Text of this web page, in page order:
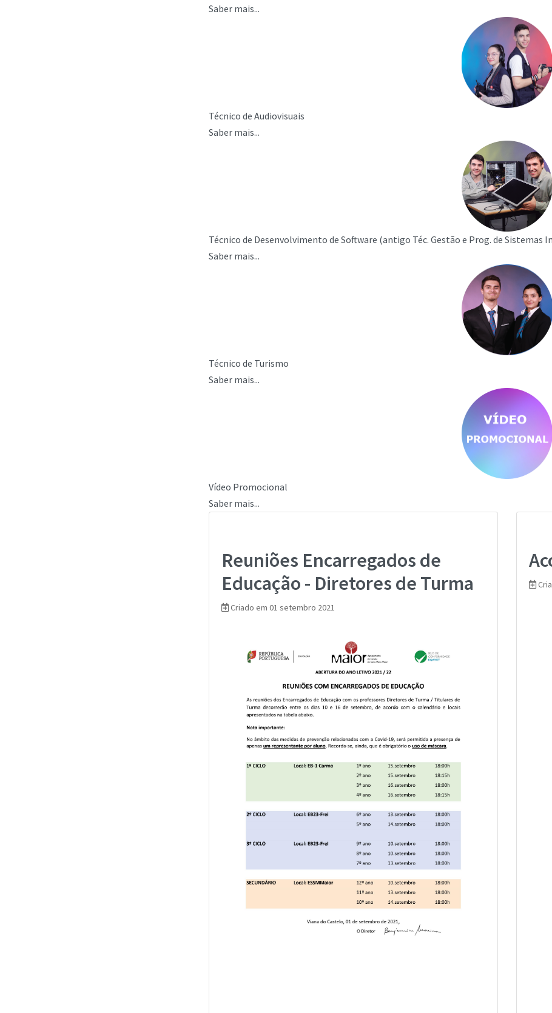
Saber mais...
Técnico de Audiovisuais
Saber mais...
Técnico de Desenvolvimento de Software (antigo Téc. Gestão e Prog. de Sistemas
Saber mais...
Técnico de Turismo
Saber mais...
Vídeo Promocional
Saber mais...
Reuniões Encarregados de
Educação - Diretores de Turma
Criado em 01 setembro 2021